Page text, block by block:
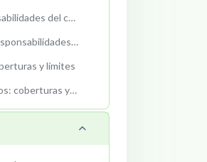
Normativa y responsabilidades del contratista
Quiz: Normativa y responsabilidades del contratista
y límites
Quiz: Seguros básicos: coberturas y límites
Collapse